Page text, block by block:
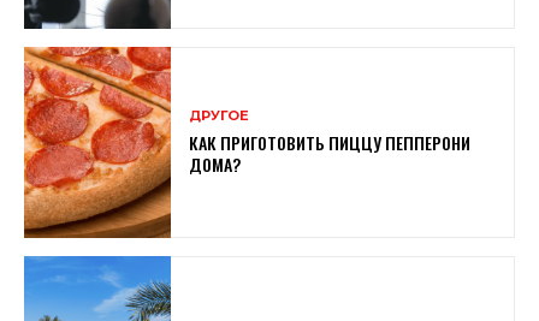
ДРУГОЕ
КАК ПРИГОТОВИТЬ ПИЦЦУ ПЕППЕРОНИ
ДОМА?